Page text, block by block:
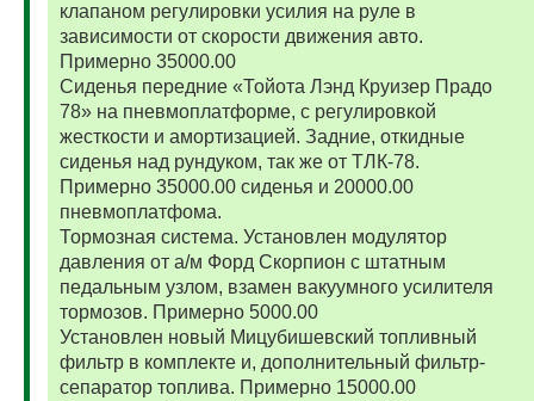
клапаном регулировки усилия на руле в
зависимости от скорости движения авто.
Примерно 35000.00
Сиденья передние «Тойота Лэнд Круизер Прадо
78» на пневмоплатформе, с регулировкой
жесткости и амортизацией. Задние, откидные
сиденья над рундуком, так же от ТЛК-78.
Примерно 35000.00 сиденья и 20000.00
пневмоплатфома.
Тормозная система. Установлен модулятор
давления от а/м Форд Скорпион с штатным
педальным узлом, взамен вакуумного усилителя
тормозов. Примерно 5000.00
Установлен новый Мицубишевский топливный
фильтр в комплекте и, дополнительный фильтр-
сепаратор топлива. Примерно 15000.00